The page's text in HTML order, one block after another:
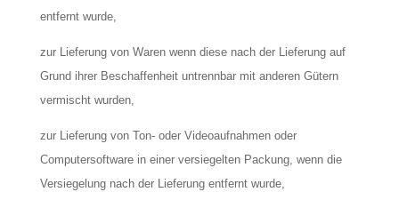
entfernt wurde,
zur Lieferung von Waren wenn diese nach der Lieferung auf
Grund ihrer Beschaffenheit untrennbar mit anderen Gütern
vermischt wurden,
zur Lieferung von Ton- oder Videoaufnahmen oder
Computersoftware in einer versiegelten Packung, wenn die
Versiegelung nach der Lieferung entfernt wurde,